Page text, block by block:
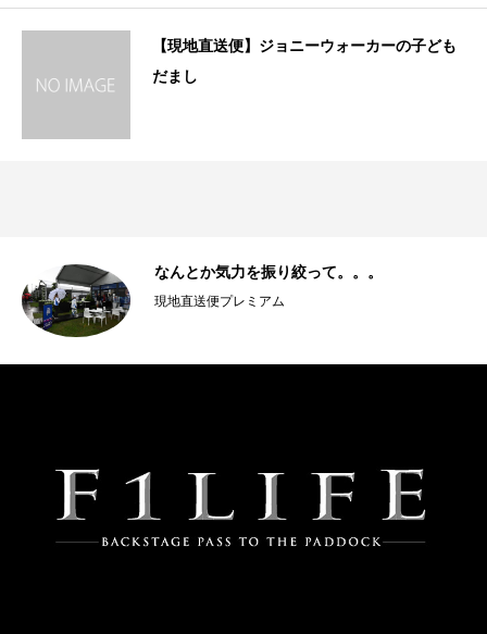
【現地直送便】ジョニーウォーカーの子ども
だまし
なんとか気力を振り絞って。。。
現地直送便プレミアム